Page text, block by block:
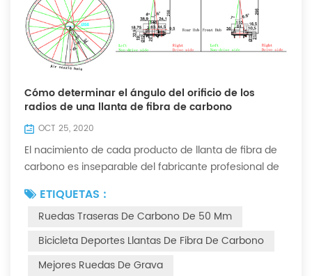
Cómo determinar el ángulo del orificio de los
radios de una llanta de fibra de carbono
OCT 25, 2020
El nacimiento de cada producto de llanta de fibra de
carbono es inseparable del fabricante profesional de
tratamiento del ángulo de los orificios de los radios de
la llanta. Describimos este problema de la siguiente
manera. La combinación de profundidad de diferentes
bujes y diferentes llantas está directamente
relacionada con el ángulo de los orif...
ETIQUETAS :
Ruedas Traseras De Carbono De 50 Mm
Bicicleta Deportes Llantas De Fibra De Carbono
Mejores Ruedas De Grava